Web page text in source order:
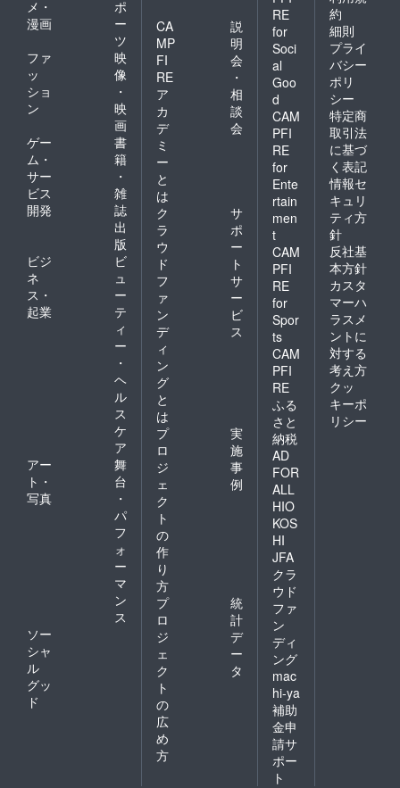
メ・
漫画
ポ
ー
ツ
ファ
ッ
ショ
ン
映
像
・
映
画
ゲー
ム・
サー
ビス
開発
書
籍
・
雑
誌
出
版
ビジ
ネ
ス・
起業
ビ
ュ
ー
テ
ィ
ー
・
ヘ
ル
ス
ケ
ア
アー
ト・
写真
舞
台
・
パ
フ
ォ
ー
マ
ン
ス
ソー
シャ
ル
グッ
ド
CA
MP
FI
RE
ア
カ
デ
ミ
ー
と
は
説
明
会
・
相
談
会
ク
ラ
ウ
ド
フ
ァ
ン
デ
ィ
ン
グ
と
は
サ
ポ
ー
ト
サ
ー
ビ
ス
プ
ロ
ジ
ェ
ク
ト
の
作
り
方
実
施
事
例
プ
ロ
ジ
ェ
ク
ト
の
広
め
方
統
計
デ
ー
タ
RE
for
Soci
al
Goo
d
CAM
PFI
RE
for
Ente
rtain
men
t
CAM
PFI
RE
for
Spor
ts
CAM
PFI
RE
ふる
さと
納税
AD
FOR
ALL
HIO
KOS
HI
JFA
クラ
ウド
ファ
ン
ディ
ング
mac
hi-ya
補助
金申
請サ
ポー
ト
約
細則
プライ
バシー
ポリ
シー
特定商
取引法
に基づ
く表記
情報セ
キュリ
ティ方
針
反社基
本方針
カスタ
マーハ
ラスメ
ントに
対する
考え方
クッ
キーポ
リシー